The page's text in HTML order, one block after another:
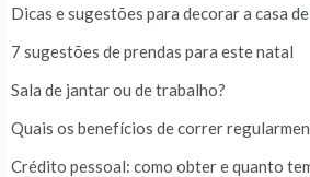
Dicas e sugestões para decorar a casa
7 sugestões de prendas para este natal
Sala de jantar ou de trabalho?
Quais os benefícios de correr
Crédito pessoal: como obter e quanto